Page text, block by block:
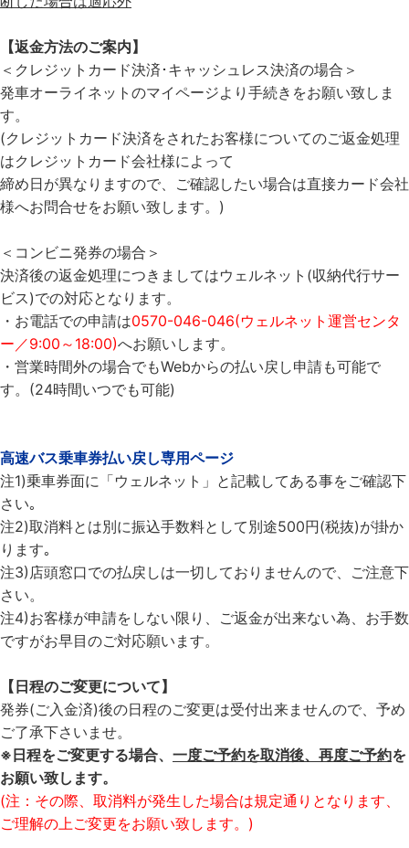
【返金方法のご案内】
＜クレジットカード決済･キャッシュレス決済の場合＞
発車オーライネットのマイページより手続きをお願い致しま
す。
(クレジットカード決済をされたお客様についてのご返金処理
はクレジットカード会社様によって
締め日が異なりますので、ご確認したい場合は直接カード会社
様へお問合せをお願い致します。)
＜コンビニ発券の場合＞
決済後の返金処理につきましてはウェルネット(収納代行サー
ビス)での対応となります。
・お電話での申請は0570-046-046(ウェルネット運営センタ
ー／9:00～18:00)へお願いします。
・営業時間外の場合でもWebからの払い戻し申請も可能で
す。(24時間いつでも可能)
高速バス乗車券払い戻し専用ページ
注1)乗車券面に「ウェルネット」と記載してある事をご確認下
さい｡
注2)取消料とは別に振込手数料として別途500円(税抜)が掛か
ります｡
注3)店頭窓口での払戻しは一切しておりませんので、ご注意下
さい。
注4)お客様が申請をしない限り、ご返金が出来ない為、お手数
ですがお早目のご対応願います。
【日程のご変更について】
発券(ご入金済)後の日程のご変更は受付出来ませんので、予め
ご了承下さいませ。
※日程をご変更する場合、 一度ご予約を取消後、再度ご予約を
お願い致します。
(注：その際、取消料が発生した場合は規定通りとなります、
ご理解の上ご変更をお願い致します。)